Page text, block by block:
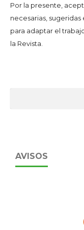
Por la presente,
necesarias, sugeridas
para adaptar el
la Revista.
AVISOS